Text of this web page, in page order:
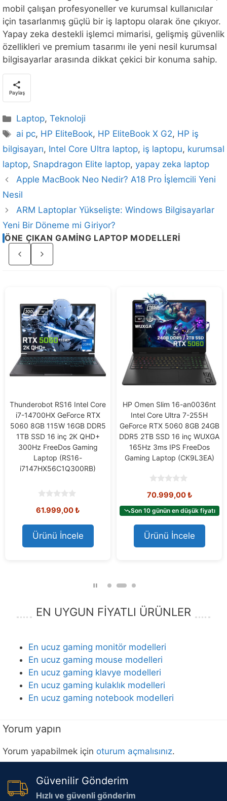
mobil çalışan profesyoneller ve kurumsal kullanıcılar
için tasarlanmış güçlü bir iş laptopu olarak öne çıkıyor.
Yapay zeka destekli işlemci mimarisi, gelişmiş güvenlik
özellikleri ve premium tasarımı ile yeni nesil kurumsal
bilgisayarlar arasında dikkat çekici bir konuma sahip.
Paylaş
Kategoriler
Laptop,Teknoloji
Etiketler
ai pc, HP EliteBook, HP EliteBook X G2, HP iş
bilgisayarı, Intel Core Ultra laptop, iş laptopu, kurumsal
laptop, Snapdragon Elite laptop, yapay zeka laptop
Apple MacBook Neo Nedir? A18 Pro İşlemcili Yeni
Nesil
ARM Laptoplar Yükselişte: Windows Bilgisayarlar
Yeni Bir Döneme mi Giriyor?
Sayfa
ÖNE ÇIKAN GAMING LAPTOP MODELLERI
Thunderobot RS16 Intel Core
i7-14700HX GeForce RTX
5060 8GB 115W 16GB DDR5
1TB SSD 16 inç 2K QHD+
300Hz FreeDos Gaming
Laptop (RS16-
i7147HX56C1Q300RB)
o
t
o
f
5
61.999,00₺
Ürünü İncele
HP Omen Slim 16-an0036nt
Intel Core Ultra 7-255H
GeForce RTX 5060 8GB 24GB
DDR5 2TB SSD 16 inç WUXGA
165Hz 3ms IPS FreeDos
Gaming Laptop (CK9L3EA)
o
t
o
f
5
70.999,00₺
Son 10 günün en düşük fiyatı
Ürünü İncele
EN UYGUN FİYATLI ÜRÜNLER
En ucuz gaming monitör modelleri
En ucuz gaming mouse modelleri
En ucuz gaming klavye modelleri
En ucuz gaming kulaklık modelleri
En ucuz gaming notebook modelleri
Yorum yapın
Yorum yapabilmek için oturum açmalısınız.
Güvenilir Gönderim
Hızlı ve güvenli gönderim